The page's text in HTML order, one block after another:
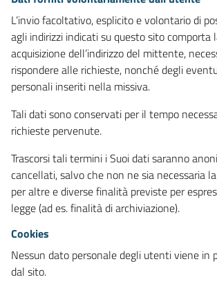
L’invio facoltativo, esplicito e volontario di
agli indirizzi indicati su questo sito comporta
acquisizione dell’indirizzo del mittente,
rispondere alle richieste, nonché degli
personali inseriti nella missiva.
Tali dati sono conservati per il tempo
richieste pervenute.
Trascorsi tali termini i Suoi dati saranno
cancellati, salvo che non ne sia necessaria
per altre e diverse finalità previste per
legge (ad es. finalità di archiviazione).
Cookies
Nessun dato personale degli utenti viene in
dal sito.